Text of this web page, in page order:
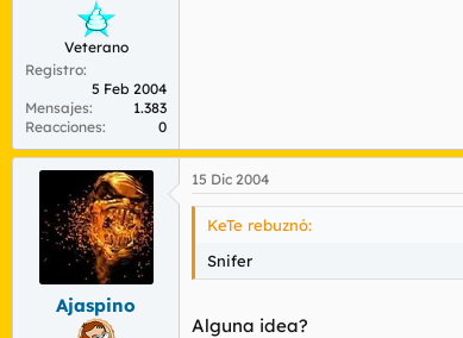
Veterano
Registro
5 Feb 2004
Mensajes
1.383
Reacciones
0
Ajaspino
15 Dic 2004
KeTe rebuznó:
Snifer
Alguna idea?